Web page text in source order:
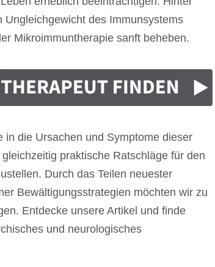
des Immunsystems
Mikroimmuntherapie sanft beheben.
in die Ursachen und Symptome dieser
praktische Ratschläge für den
Durch das Teilen neuester
Bewältigungsstrategien möchten wir zu
Entdecke unsere Artikel und finde
und neurologisches